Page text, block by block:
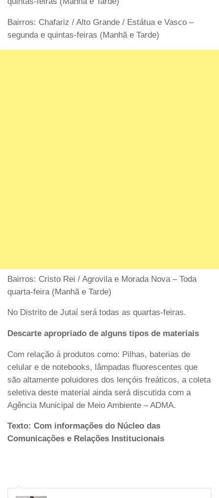
Bairros: Chafariz / Alto Grande / Estátua e Vasco –
segunda e quintas-feiras (Manhã e Tarde)
Bairros: Cristo Rei / Agrovila e Morada Nova – Toda
quarta-feira (Manhã e Tarde)
No Distrito de Jutaí será todas as quartas-feiras.
Descarte apropriado de alguns tipos de materiais
Com relação á produtos como: Pilhas, baterias de
celular e de notebooks, lâmpadas fluorescentes que
são altamente poluidores dos lençóis freáticos, a coleta
seletiva deste material ainda será discutida com a
Agência Municipal de Meio Ambiente – ADMA.
Texto: Com informações do Núcleo das
Comunicações e Relações Institucionais